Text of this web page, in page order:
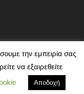
ΙΣΤΟΣΕΛΊΔΑΣ
την εμπειρία σας
να εξαιρεθείτε
Αποδοχή